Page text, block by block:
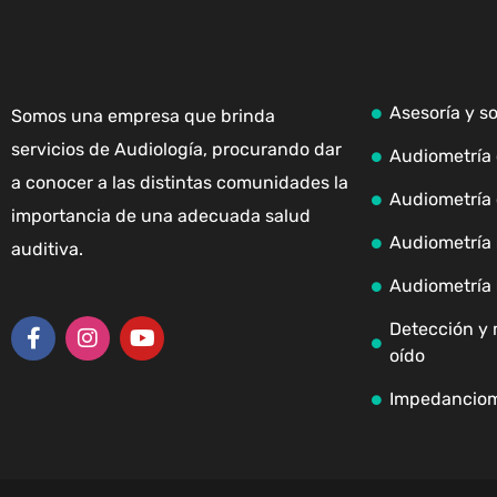
Somos una empresa que brinda
servicios de Audiología, procurando dar
a conocer a las distintas comunidades la
importancia de una adecuada salud
auditiva.
Asesoría y
Audiometría
Audiometría
Audiometría
Detección y
oído